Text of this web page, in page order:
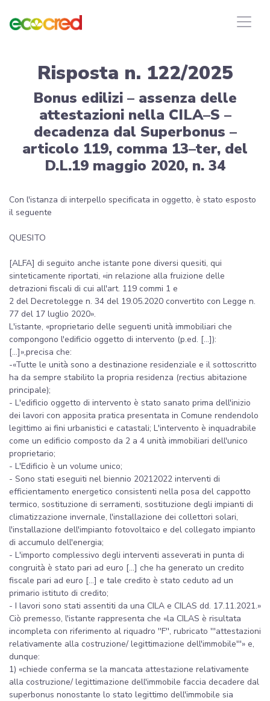
Risposta n. 122/2025
Bonus edilizi – assenza delle
attestazioni nella CILA–S –
decadenza dal Superbonus –
articolo 119, comma 13–ter, del
D.L.19 maggio 2020, n. 34
Con l'istanza di interpello specificata in oggetto, è stato esposto
il seguente
QUESITO
[ALFA] di seguito anche istante pone diversi quesiti, qui
sinteticamente riportati, «in relazione alla fruizione delle
detrazioni fiscali di cui all'art. 119 commi 1 e
2 del Decretolegge n. 34 del 19.05.2020 convertito con Legge n.
77 del 17 luglio 2020».
L'istante, «proprietario delle seguenti unità immobiliari che
compongono l'edificio oggetto di intervento (p.ed. [...]):
[...]»,precisa che:
-«Tutte le unità sono a destinazione residenziale e il sottoscritto
ha da sempre stabilito la propria residenza (rectius abitazione
principale);
- L'edificio oggetto di intervento è stato sanato prima dell'inizio
dei lavori con apposita pratica presentata in Comune rendendolo
legittimo ai fini urbanistici e catastali; L'intervento è inquadrabile
come un edificio composto da 2 a 4 unità immobiliari dell'unico
proprietario;
- L'Edificio è un volume unico;
- Sono stati eseguiti nel biennio 20212022 interventi di
efficientamento energetico consistenti nella posa del cappotto
termico, sostituzione di serramenti, sostituzione degli impianti di
climatizzazione invernale, l'installazione dei collettori solari,
l'installazione dell'impianto fotovoltaico e del collegato impianto
di accumulo dell'energia;
- L'importo complessivo degli interventi asseverati in punta di
congruità è stato pari ad euro [...] che ha generato un credito
fiscale pari ad euro [...] e tale credito è stato ceduto ad un
primario istituto di credito;
- I lavori sono stati assentiti da una CILA e CILAS dd. 17.11.2021.»
Ciò premesso, l'istante rappresenta che «la CILAS è risultata
incompleta con riferimento al riquadro ''F'', rubricato '''attestazioni
relativamente alla costruzione/ legittimazione dell'immobile'''» e,
dunque:
1) «chiede conferma se la mancata attestazione relativamente
alla costruzione/ legittimazione dell'immobile faccia decadere dal
superbonus nonostante lo stato legittimo dell'immobile sia